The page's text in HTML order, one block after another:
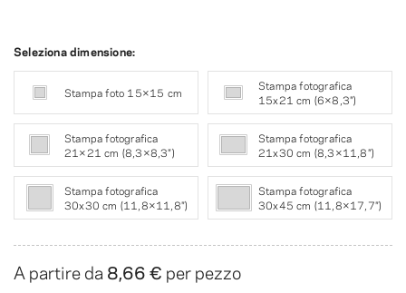
Seleziona dimensione:
Stampa foto 15×15 cm
Stampa fotografica
15x21 cm (6×8,3″)
Stampa fotografica
21×21 cm (8,3×8,3″)
Stampa fotografica
21x30 cm (8,3×11,8″)
Stampa fotografica
30x30 cm (11,8×11,8″)
Stampa fotografica
30x45 cm (11,8×17,7″)
A partire da 8,66 € per pezzo